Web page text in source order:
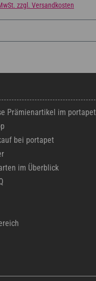
zzgl. Versandkosten
Prämienartikel im portapet
bei portapet
im Überblick